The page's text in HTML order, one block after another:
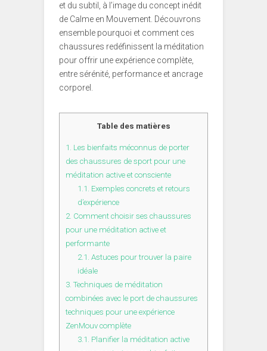
et du subtil, à l’image du concept inédit
de Calme en Mouvement. Découvrons
ensemble pourquoi et comment ces
chaussures redéfinissent la méditation
pour offrir une expérience complète,
entre sérénité, performance et ancrage
corporel.
Table des matières
1. Les bienfaits méconnus de porter
des chaussures de sport pour une
méditation active et consciente
1.1. Exemples concrets et retours
d’expérience
2. Comment choisir ses chaussures
pour une méditation active et
performante
2.1. Astuces pour trouver la paire
idéale
3. Techniques de méditation
combinées avec le port de chaussures
techniques pour une expérience
ZenMouv complète
3.1. Planifier la méditation active